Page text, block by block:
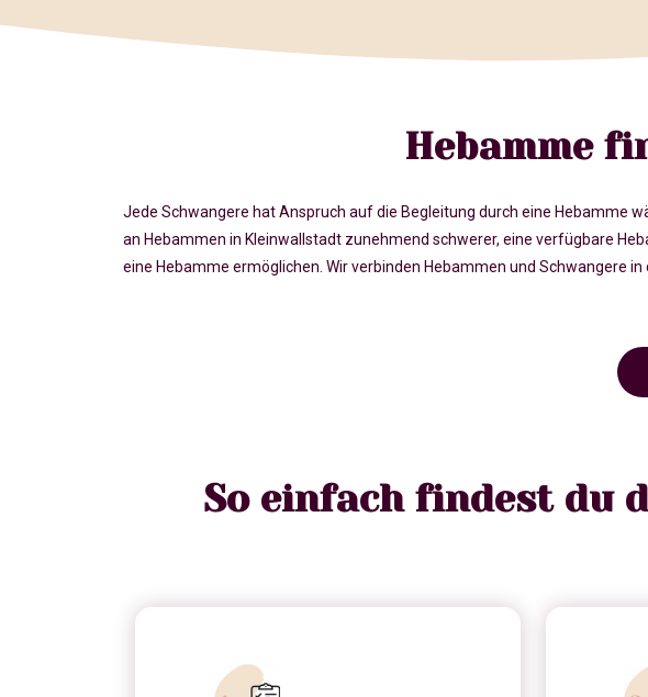
Hebamme
Jede Schwangere hat Anspruch auf die Begleitung durch eine Hebamme
an Hebammen in Kleinwallstadt zunehmend schwerer, eine verfügbare
eine Hebamme ermöglichen. Wir verbinden Hebammen und Schwangere
So einfach findest du